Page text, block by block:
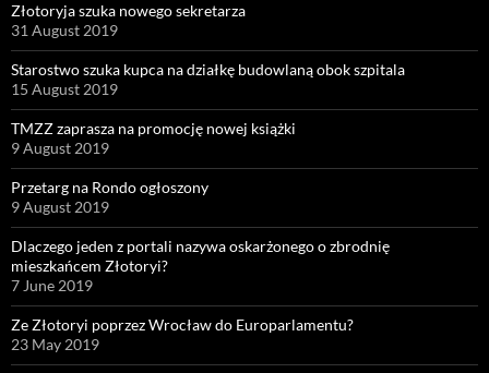
Złotoryja szuka nowego sekretarza
31 August 2019
Starostwo szuka kupca na działkę budowlaną obok szpitala
15 August 2019
TMZZ zaprasza na promocję nowej książki
9 August 2019
Przetarg na Rondo ogłoszony
9 August 2019
Dlaczego jeden z portali nazywa oskarżonego o zbrodnię
mieszkańcem Złotoryi?
7 June 2019
Ze Złotoryi poprzez Wrocław do Europarlamentu?
23 May 2019